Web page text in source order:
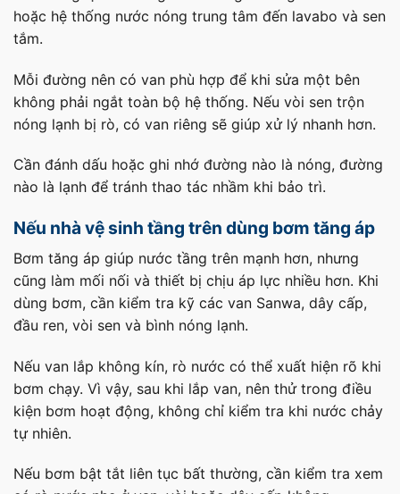
hoặc hệ thống nước nóng trung tâm đến lavabo và sen
tắm.
Mỗi đường nên có van phù hợp để khi sửa một bên
không phải ngắt toàn bộ hệ thống. Nếu vòi sen trộn
nóng lạnh bị rò, có van riêng sẽ giúp xử lý nhanh hơn.
Cần đánh dấu hoặc ghi nhớ đường nào là nóng, đường
nào là lạnh để tránh thao tác nhầm khi bảo trì.
Nếu nhà vệ sinh tầng trên dùng bơm tăng áp
Bơm tăng áp giúp nước tầng trên mạnh hơn, nhưng
cũng làm mối nối và thiết bị chịu áp lực nhiều hơn. Khi
dùng bơm, cần kiểm tra kỹ các van Sanwa, dây cấp,
đầu ren, vòi sen và bình nóng lạnh.
Nếu van lắp không kín, rò nước có thể xuất hiện rõ khi
bơm chạy. Vì vậy, sau khi lắp van, nên thử trong điều
kiện bơm hoạt động, không chỉ kiểm tra khi nước chảy
tự nhiên.
Nếu bơm bật tắt liên tục bất thường, cần kiểm tra xem